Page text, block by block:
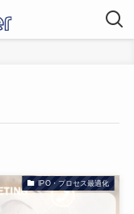
IPO・プロセス最適化